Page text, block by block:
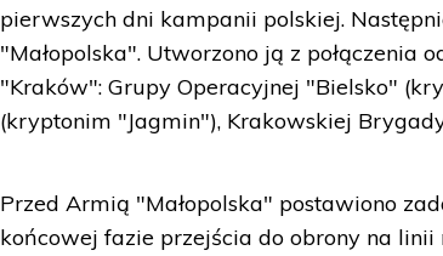
pierwszych dni kampanii polskiej.
"Małopolska". Utworzono ją z połączenia
"Kraków": Grupy Operacyjnej "Bielsko"
(kryptonim "Jagmin"), Krakowskiej
Przed Armią "Małopolska" postawiono
końcowej fazie przejścia do obrony na